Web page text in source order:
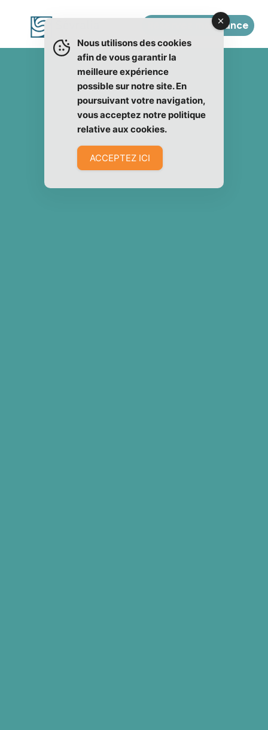
Réservez ma séance
Nous utilisons des cookies
afin de vous garantir la
meilleure expérience
possible sur notre site. En
poursuivant votre navigation,
vous acceptez notre politique
relative aux cookies.
ACCEPTEZ ICI